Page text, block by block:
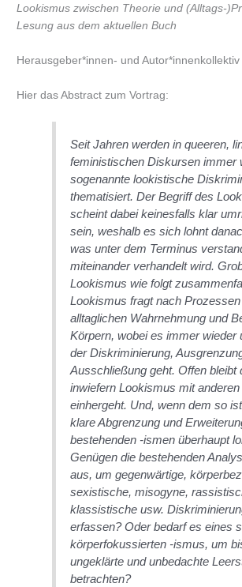
Lookismus zwischen Theorie und (Alltags-
Lesung aus dem aktuellen Buch
Herausgeber*innen- und Autor*innenkollektiv
Hier das Abstract zum Vortrag:
Seit Jahren werden in queeren,
feministischen Diskursen immer
sogenannte lookistische
thematisiert. Der Begriff des
scheint dabei keinesfalls klar
sein, weshalb es sich lohnt
was unter dem Terminus
miteinander verhandelt wird.
Lookismus wie folgt
Lookismus fragt nach
alltaglichen Wahrnehmung und
Körpern, wobei es immer wieder
der Diskriminierung,
Ausschließung geht. Offen bleibt
inwiefern Lookismus mit
einhergeht. Und, wenn dem so
klare Abgrenzung und
bestehenden -ismen überhaupt
Genügen die bestehenden
aus, um gegenwärtige,
sexistische, misogyne,
klassistische usw.
erfassen? Oder bedarf es eines
körperfokussierten -ismus, um
ungeklärte und unbedachte
betrachten?